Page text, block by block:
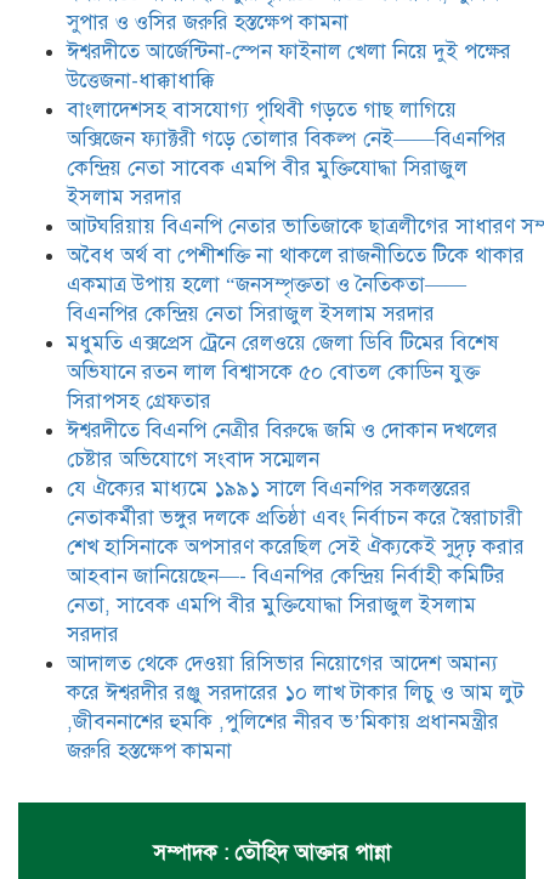
দোকান দখলের চেষ্টার অভিযোগে সংবাদ
সম্মেলন
যে ঐক্যের মাধ্যমে ১৯৯১ সালে
বিএনপির সকলস্তরের নেতাকর্মীরা ভঙ্গুর
দলকে প্রতিষ্ঠা এবং নির্বাচন করে
স্বৈরাচারী শেখ হাসিনাকে অপসারণ
আহবান জানিয়েছেন—- বিএনপির কেন্দ্রিয় নির্বাহী কমিটির নেতা,
সাবেক এমপি বীর মুক্তিযোদ্ধা সিরাজুল ইসলাম সরদার
আদালত থেকে দেওয়া রিসিভার
নিয়োগের আদেশ অমান্য করে ঈশ্বরদীর
রঞ্জু সরদারের ১০ লাখ টাকার লিচু ও
আম লুট ,জীবননাশের হুমকি ,পুলিশের
নীরব ভ’মিকায় প্রধানমন্ত্রীর জরুরি
হস্তক্ষেপ কামনা
সুপার ও ওসির জরুরি হস্তক্ষেপ কামনা ​
ঈশ্বরদীতে আর্জেন্টিনা-স্পেন ফাইনাল খেলা নিয়ে দুই পক্ষের
উত্তেজনা-ধাক্কাধাক্কি
বাংলাদেশসহ বাসযোগ্য পৃথিবী গড়তে গাছ লাগিয়ে
অক্সিজেন ফ্যাক্টরী গড়ে তোলার বিকল্প নেই——বিএনপির
কেন্দ্রিয় নেতা সাবেক এমপি বীর মুক্তিযোদ্ধা সিরাজুল
ইসলাম সরদার
আটঘরিয়ায় বিএনপি নেতার ভাতিজাকে ছাত্রলীগের সাধারণ
​​অবৈধ অর্থ বা পেশীশক্তি না থাকলে রাজনীতিতে টিকে থাকার
একমাত্র উপায় হলো “জনসম্পৃক্ততা ও নৈতিকতা——
বিএনপির কেন্দ্রিয় নেতা সিরাজুল ইসলাম সরদার
মধুমতি এক্সপ্রেস ট্রেনে রেলওয়ে জেলা ডিবি টিমের বিশেষ
অভিযানে রতন লাল বিশ্বাসকে ৫০ বোতল কোডিন যুক্ত
সিরাপসহ গ্রেফতার
ঈশ্বরদীতে বিএনপি নেত্রীর বিরুদ্ধে জমি ও দোকান দখলের
চেষ্টার অভিযোগে সংবাদ সম্মেলন
যে ঐক্যের মাধ্যমে ১৯৯১ সালে বিএনপির সকলস্তরের
নেতাকর্মীরা ভঙ্গুর দলকে প্রতিষ্ঠা এবং নির্বাচন করে স্বৈরাচারী
শেখ হাসিনাকে অপসারণ করেছিল সেই ঐক্যকেই সুদৃঢ় করার
আহবান জানিয়েছেন—- বিএনপির কেন্দ্রিয় নির্বাহী কমিটির
নেতা, সাবেক এমপি বীর মুক্তিযোদ্ধা সিরাজুল ইসলাম
সরদার
আদালত থেকে দেওয়া রিসিভার নিয়োগের আদেশ অমান্য
করে ঈশ্বরদীর রঞ্জু সরদারের ১০ লাখ টাকার লিচু ও আম লুট
,জীবননাশের হুমকি ,পুলিশের নীরব ভ’মিকায় প্রধানমন্ত্রীর
জরুরি হস্তক্ষেপ কামনা
সম্পাদক : তৌহিদ আক্তার পান্না